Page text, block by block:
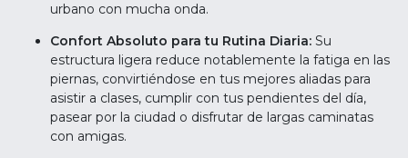
urbano con mucha onda.
Confort Absoluto para tu Rutina Diaria: Su
estructura ligera reduce notablemente la fatiga en las
piernas, convirtiéndose en tus mejores aliadas para
asistir a clases, cumplir con tus pendientes del día,
pasear por la ciudad o disfrutar de largas caminatas
con amigas.